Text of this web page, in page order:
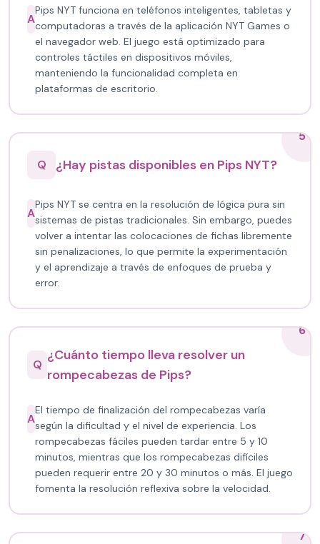
A
Pips NYT funciona en teléfonos inteligentes, tabletas y
computadoras a través de la aplicación NYT Games o
el navegador web. El juego está optimizado para
controles táctiles en dispositivos móviles,
manteniendo la funcionalidad completa en
plataformas de escritorio.
5
Q
¿Hay pistas disponibles en Pips NYT?
A
Pips NYT se centra en la resolución de lógica pura sin
sistemas de pistas tradicionales. Sin embargo, puedes
volver a intentar las colocaciones de fichas libremente
sin penalizaciones, lo que permite la experimentación
y el aprendizaje a través de enfoques de prueba y
error.
6
Q
¿Cuánto tiempo lleva resolver un
rompecabezas de Pips?
A
El tiempo de finalización del rompecabezas varía
según la dificultad y el nivel de experiencia. Los
rompecabezas fáciles pueden tardar entre 5 y 10
minutos, mientras que los rompecabezas difíciles
pueden requerir entre 20 y 30 minutos o más. El juego
fomenta la resolución reflexiva sobre la velocidad.
7